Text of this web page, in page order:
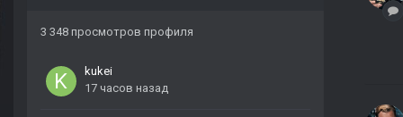
3 348 просмотров профиля
kukei
17 часов назад